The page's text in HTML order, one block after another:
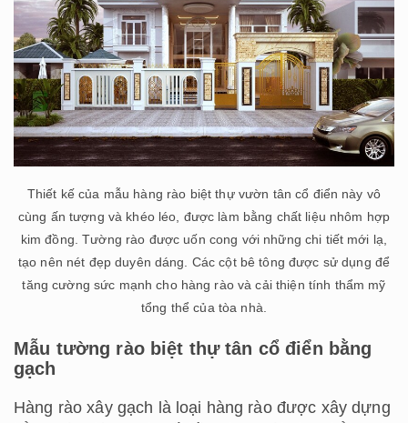
Thiết kế của mẫu hàng rào biệt thự vườn tân cổ điển này vô
cùng ấn tượng và khéo léo, được làm bằng chất liệu nhôm hợp
kim đồng. Tường rào được uốn cong với những chi tiết mới lạ,
tạo nên nét đẹp duyên dáng. Các cột bê tông được sử dụng để
tăng cường sức mạnh cho hàng rào và cải thiện tính thẩm mỹ
tổng thể của tòa nhà.
Mẫu tường rào biệt thự tân cổ điển bằng
gạch
Hàng rào xây gạch là loại hàng rào được xây dựng